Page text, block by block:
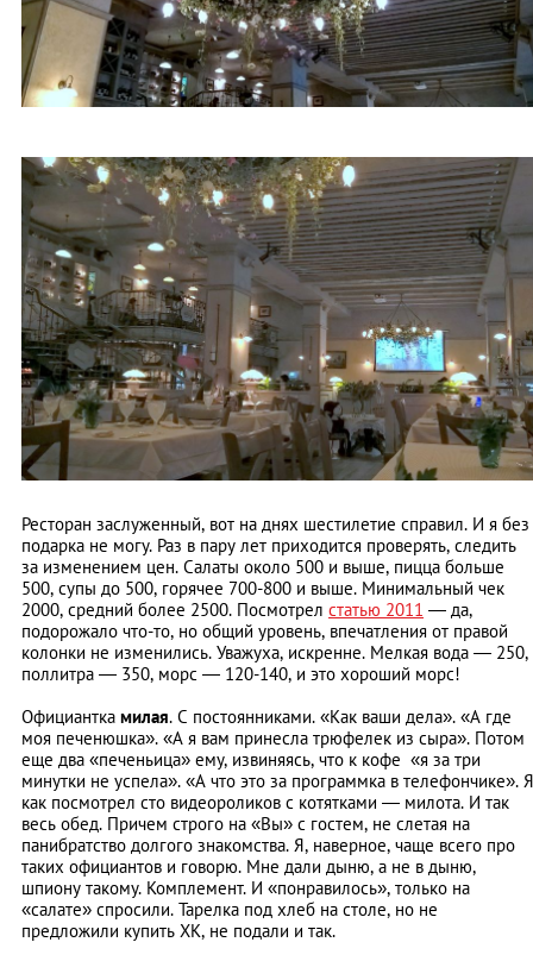
Ресторан заслуженный, вот на днях шестилетие справил. И я без
подарка не могу. Раз в пару лет приходится проверять, следить
за изменением цен. Салаты около 500 и выше, пицца больше
500, супы до 500, горячее 700-800 и выше. Минимальный чек
2000, средний более 2500. Посмотрел статью 2011 — да,
подорожало что-то, но общий уровень, впечатления от правой
колонки не изменились. Уважуха, искренне. Мелкая вода — 250,
поллитра — 350, морс — 120-140, и это хороший морс!
Официантка милая. С постоянниками. «Как ваши дела». «А где
моя печенюшка». «А я вам принесла трюфелек из сыра». Потом
еще два «печеньица» ему, извиняясь, что к кофе «я за три
минутки не успела». «А что это за программка в телефончике». Я
как посмотрел сто видеороликов с котятками — милота. И так
весь обед. Причем строго на «Вы» с гостем, не слетая на
панибратство долгого знакомства. Я, наверное, чаще всего про
таких официантов и говорю. Мне дали дыню, а не в дыню,
шпиону такому. Комплемент. И «понравилось», только на
«салате» спросили. Тарелка под хлеб на столе, но не
предложили купить ХК, не подали и так.